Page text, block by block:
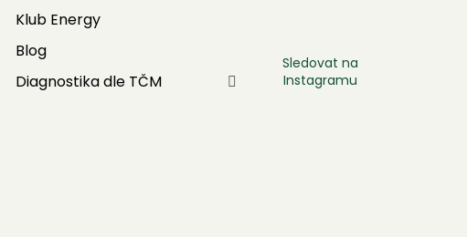
Klub Energy
Blog
Diagnostika dle TČM
Sledovat na
Instagramu